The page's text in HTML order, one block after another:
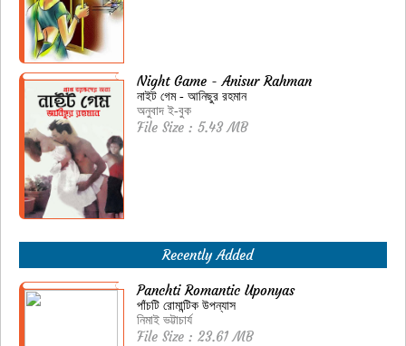
Night Game - Anisur Rahman
নাইট গেম - আনিছুর রহমান
অনুবাদ ই-বুক
File Size : 5.43 MB
Recently Added
Panchti Romantic Uponyas
পাঁচটি রোমান্টিক উপন্যাস
নিমাই ভট্টাচার্য
File Size : 23.61 MB